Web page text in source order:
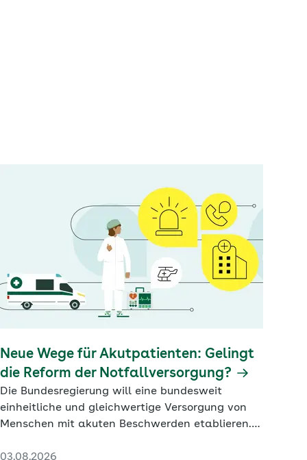
03.08.2026
Neue Wege für Akutpatienten: Gelingt
die Reform der Notfallversorgung?
Die Bundesregierung will eine bundesweit
einheitliche und gleichwertige Versorgung von
Menschen mit akuten Beschwerden etablieren.